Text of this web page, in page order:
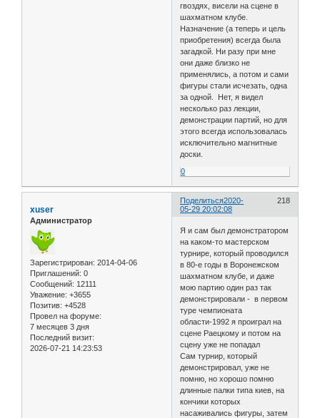
гвоздях, висели на сцене в
шахматном клубе.
Назначение (а теперь и цель
приобретения) всегда была
загадкой. Ни разу при мне
они даже близко не
применялись, а потом и сами
фигуры стали исчезать, одна
за одной. Нет, я видел
несколько раз лекции,
демонстрации партий, но для
этого всегда использовалась
исключительно магнитные
доски.
0
Поделиться 218
2020-
05-29 20:02:08
xuser
Администратор
Зарегистрирован: 2014-04-06
Приглашений: 0
Сообщений: 12111
Уважение: +3655
Позитив: +4528
Провел на форуме:
7 месяцев 3 дня
Последний визит:
2026-07-21 14:23:53
Я и сам был демонстратором
на каком-то мастерском
турнире, который проводился
в 80-е годы в Воронежском
шахматном клубе, и даже
мою партию один раз так
демонстрировали - в первом
туре чемпионата
области-1992 я проиграл на
сцене Раецкому и потом на
сцену уже не попадал
Сам турнир, который
демонстрировал, уже не
помню, но хорошо помню
длинные палки типа киев, на
кончики которых
насаживались фигуры, затем